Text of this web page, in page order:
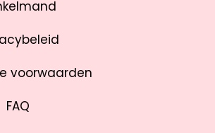
voorwaarden
FAQ